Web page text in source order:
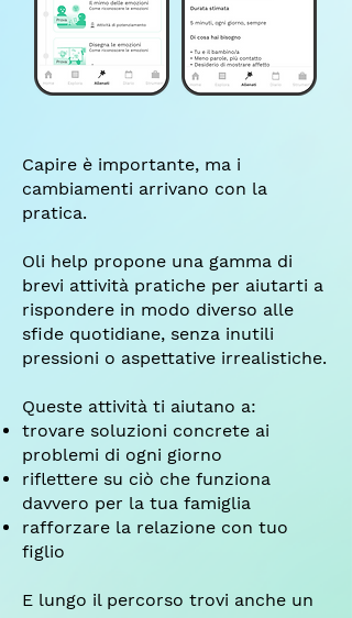
Capire è importante, ma i
cambiamenti arrivano con la
pratica.
Oli help propone una gamma di
brevi attività pratiche per aiutarti a
rispondere in modo diverso alle
sfide quotidiane, senza inutili
pressioni o aspettative irrealistiche.
Queste attività ti aiutano a:
trovare soluzioni concrete ai
problemi di ogni giorno
riflettere su ciò che funziona
davvero per la tua famiglia
rafforzare la relazione con tuo
figlio
E lungo il percorso trovi anche un